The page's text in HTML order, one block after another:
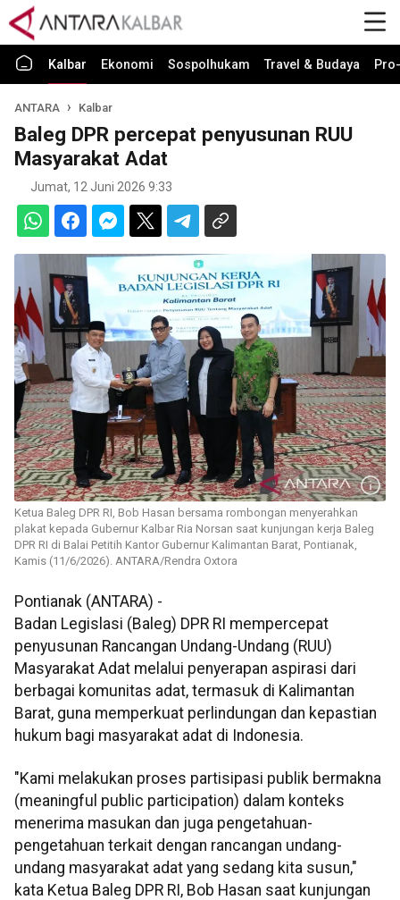
Kalbar Ekonomi Sospolhukam Travel & Budaya
ANTARA Kalbar
Baleg DPR percepat penyusunan RUU
Masyarakat Adat
Jumat, 12 Juni 2026 9:33
Ketua Baleg DPR RI, Bob Hasan bersama rombongan menyerahkan
plakat kepada Gubernur Kalbar Ria Norsan saat kunjungan kerja Baleg
DPR RI di Balai Petitih Kantor Gubernur Kalimantan Barat, Pontianak,
Kamis (11/6/2026). ANTARA/Rendra Oxtora
Pontianak (ANTARA) -
Badan Legislasi (Baleg) DPR RI mempercepat
penyusunan Rancangan Undang-Undang (RUU)
Masyarakat Adat melalui penyerapan aspirasi dari
berbagai komunitas adat, termasuk di Kalimantan
Barat, guna memperkuat perlindungan dan kepastian
hukum bagi masyarakat adat di Indonesia.
"Kami melakukan proses partisipasi publik bermakna
(meaningful public participation) dalam konteks
menerima masukan dan juga pengetahuan-
pengetahuan terkait dengan rancangan undang-
undang masyarakat adat yang sedang kita susun,"
kata Ketua Baleg DPR RI, Bob Hasan saat kunjungan